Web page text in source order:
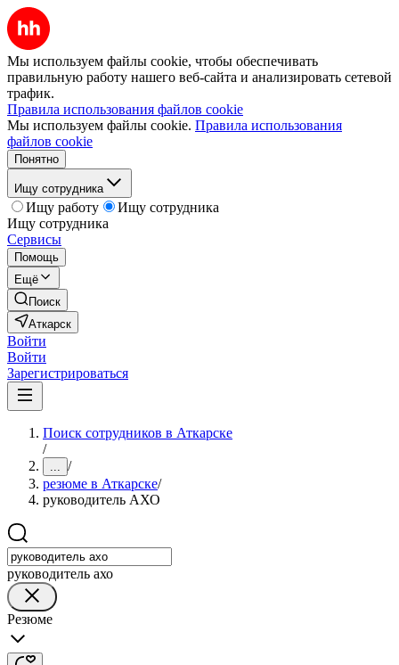
Мы используем файлы cookie, чтобы обеспечивать
правильную работу нашего веб-сайта и анализировать сетевой
трафик.
Правила использования файлов cookie
Мы используем файлы cookie. Правила использования
файлов cookie
Понятно
Ищу сотрудника
Ищу работу
Ищу сотрудника
Ищу сотрудника
Сервисы
Помощь
Ещё
Поиск
Аткарск
Войти
Войти
Зарегистрироваться
Поиск сотрудников в Аткарске
/
... /
резюме в Аткарске/
руководитель АХО
руководитель ахо
Резюме